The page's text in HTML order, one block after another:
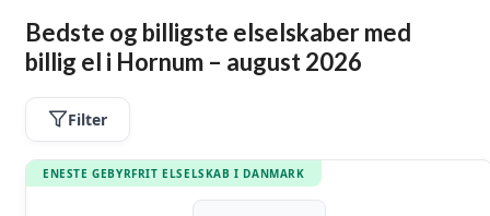
Bedste og billigste elselskaber med
billig el i Hornum – august 2026
Filter
ENESTE GEBYRFRIT ELSELSKAB I DANMARK